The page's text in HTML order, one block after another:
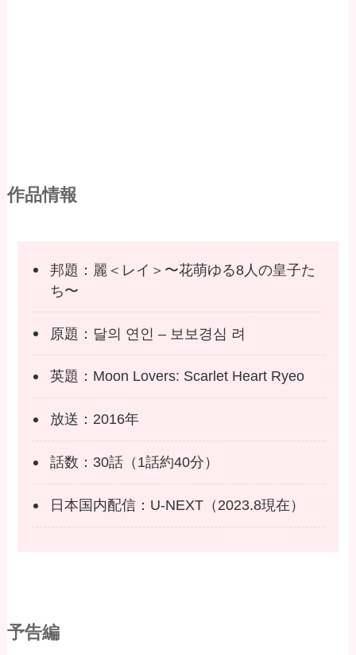
作品情報
邦題：麗＜レイ＞〜花萌ゆる8人の皇子た
ち〜
原題：달의 연인 – 보보경심 려
英題：Moon Lovers: Scarlet Heart Ryeo
放送：2016年
話数：30話（1話約40分）
日本国内配信：U-NEXT（2023.8現在）
予告編